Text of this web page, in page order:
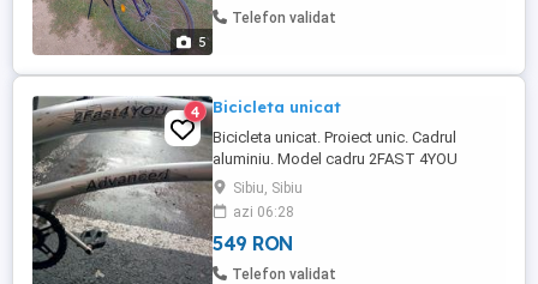
5
spate clesti si saboti frana, manete frana
Telefon validat
4 Bicicleta unicat
Bicicleta unicat. Proiect unic. Cadrul
aluminiu. Model cadru 2FAST 4YOU
Producator ADVANCE Roata spate 20*2.35
Schwable Anvelopa fata de 16*1,75. Frana
pe disc fata. Frana spate la picior. Foarte
usoara si comoda Stare tehnica si optica
foarte buna. Informatii suplimentare la
Sibiu, Sibiu
azi 06:28
549 RON
Telefon validat